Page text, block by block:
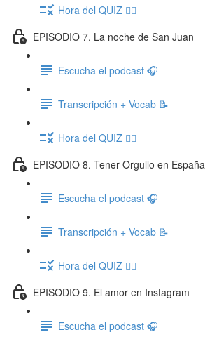
Hora del QUIZ ✍🏽
EPISODIO 7. La noche de San Juan
Escucha el podcast 🎧
Transcripción + Vocab 📝
Hora del QUIZ ✍🏽
EPISODIO 8. Tener Orgullo en España
Escucha el podcast 🎧
Transcripción + Vocab 📝
Hora del QUIZ ✍🏽
EPISODIO 9. El amor en Instagram
Escucha el podcast 🎧